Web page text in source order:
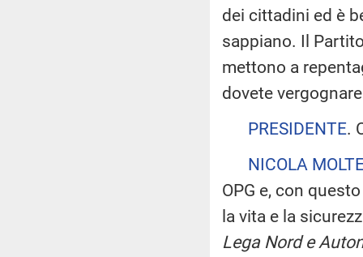
dei cittadini ed è
sappiano. Il
mettono a
dovete
PRESIDENTE.
NICOLA
OPG e, con
la vita e la
Lega Nord e